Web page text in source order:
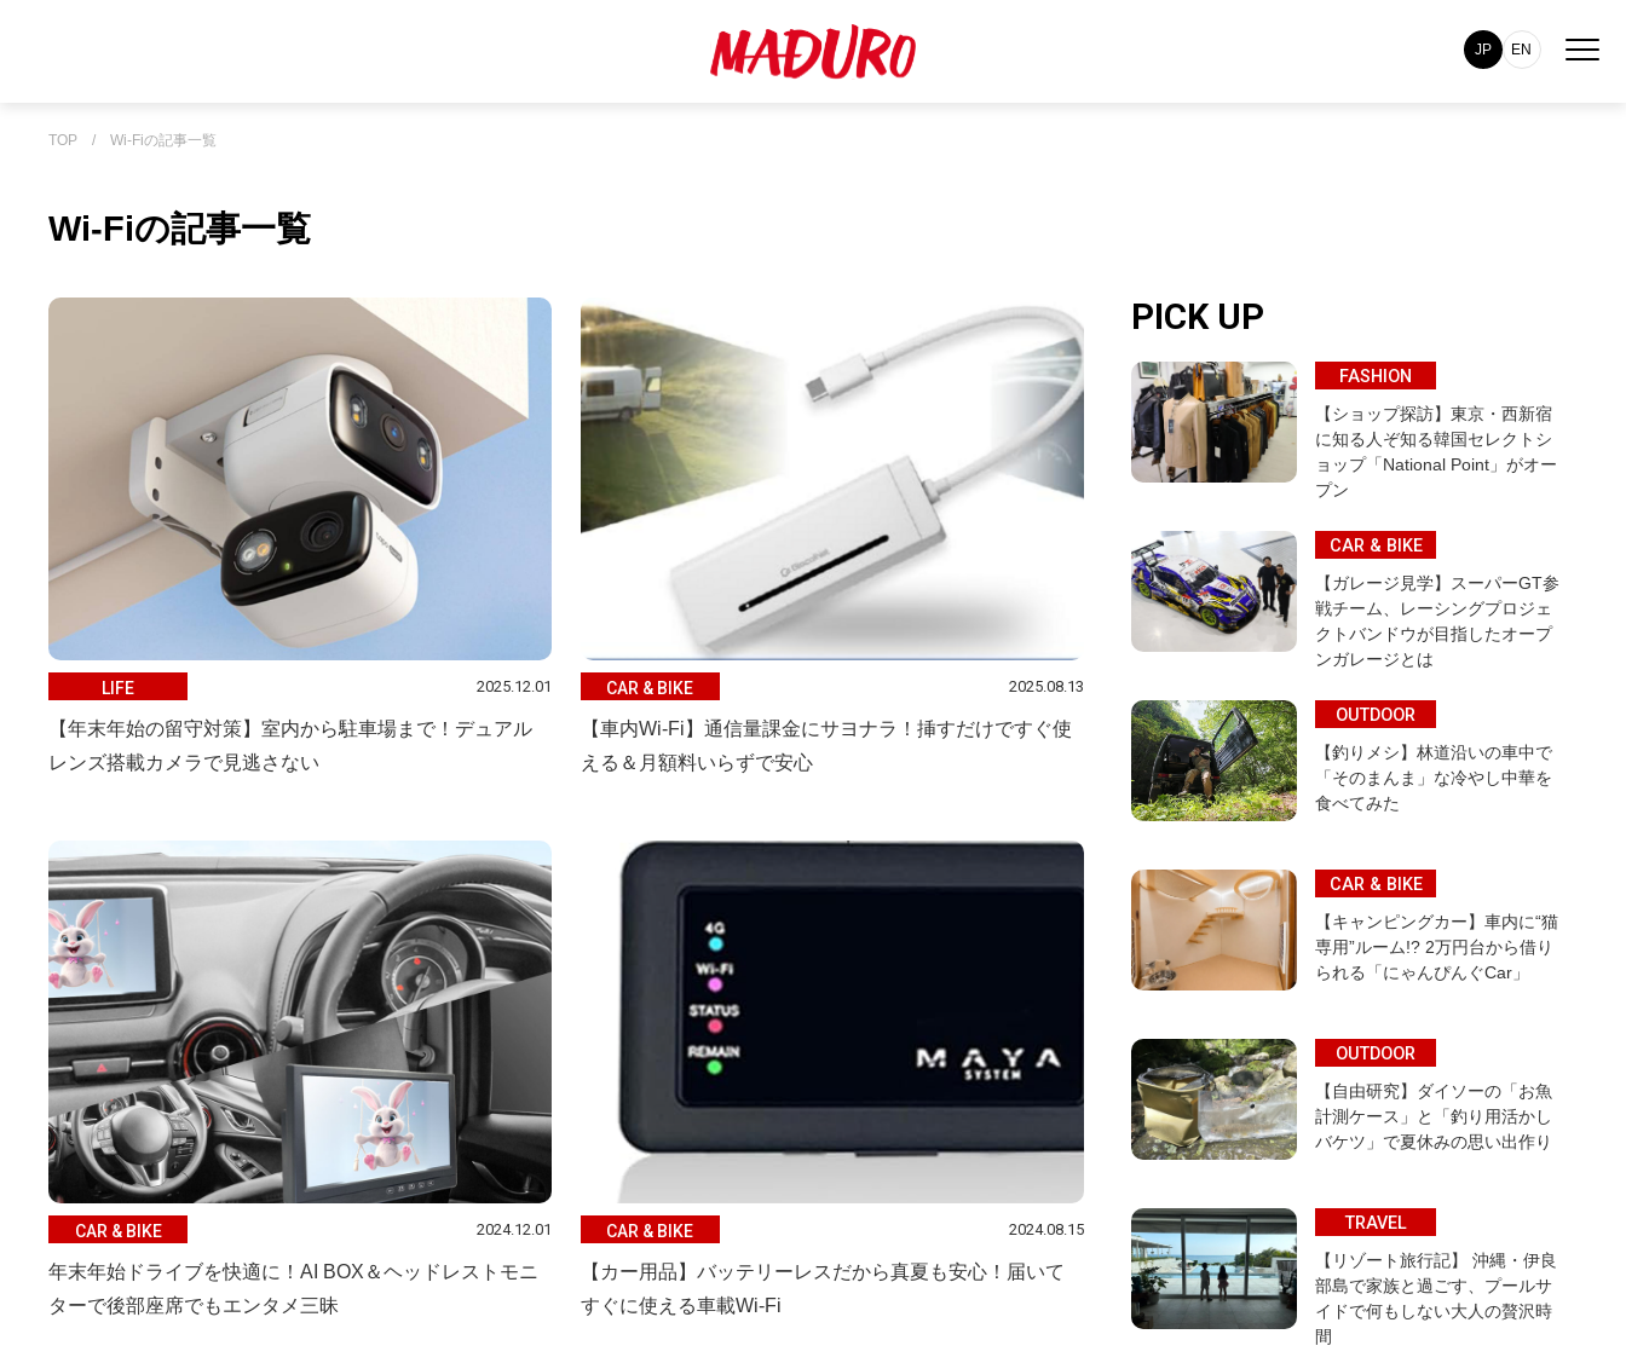
JP EN
TOP / Wi-Fiの記事一覧
Wi-Fiの記事一覧
LIFE 2025.12.01
【年末年始の留守対策】室内から駐車場まで！デュアル
レンズ搭載カメラで見逃さない
CAR & BIKE 2025.08.13
【車内Wi-Fi】通信量課金にサヨナラ！挿すだけですぐ使
える＆月額料いらずで安心
CAR & BIKE 2024.12.01
年末年始ドライブを快適に！AI BOX＆ヘッドレストモニ
ターで後部座席でもエンタメ三昧
CAR & BIKE 2024.08.15
【カー用品】バッテリーレスだから真夏も安心！届いて
すぐに使える車載Wi-Fi
PICK UP
FASHION
【ショップ探訪】東京・西新宿
に知る人ぞ知る韓国セレクトシ
ョップ「National Point」がオー
プン
CAR & BIKE
【ガレージ見学】スーパーGT参
戦チーム、レーシングプロジェ
クトバンドウが目指したオープ
ンガレージとは
OUTDOOR
【釣りメシ】林道沿いの車中で
「そのまんま」な冷やし中華を
食べてみた
CAR & BIKE
【キャンピングカー】車内に“猫
専用”ルーム!? 2万円台から借り
られる「にゃんぴんぐCar」
OUTDOOR
【自由研究】ダイソーの「お魚
計測ケース」と「釣り用活かし
バケツ」で夏休みの思い出作り
TRAVEL
【リゾート旅行記】 沖縄・伊良
部島で家族と過ごす、プールサ
イドで何もしない大人の贅沢時
間